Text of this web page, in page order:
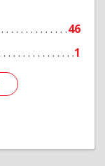
46
1
Подробнее